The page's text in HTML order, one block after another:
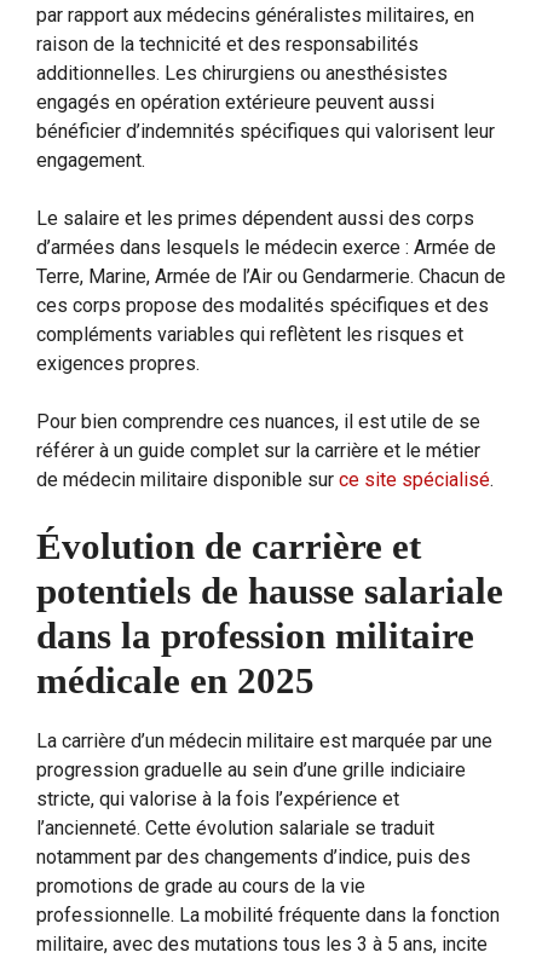
par rapport aux médecins généralistes militaires, en
raison de la technicité et des responsabilités
additionnelles. Les chirurgiens ou anesthésistes
engagés en opération extérieure peuvent aussi
bénéficier d’indemnités spécifiques qui valorisent leur
engagement.
Le salaire et les primes dépendent aussi des corps
d’armées dans lesquels le médecin exerce : Armée de
Terre, Marine, Armée de l’Air ou Gendarmerie. Chacun de
ces corps propose des modalités spécifiques et des
compléments variables qui reflètent les risques et
exigences propres.
Pour bien comprendre ces nuances, il est utile de se
référer à un guide complet sur la carrière et le métier
de médecin militaire disponible sur ce site spécialisé.
Évolution de carrière et
potentiels de hausse salariale
dans la profession militaire
médicale en 2025
La carrière d’un médecin militaire est marquée par une
progression graduelle au sein d’une grille indiciaire
stricte, qui valorise à la fois l’expérience et
l’ancienneté. Cette évolution salariale se traduit
notamment par des changements d’indice, puis des
promotions de grade au cours de la vie
professionnelle. La mobilité fréquente dans la fonction
militaire, avec des mutations tous les 3 à 5 ans, incite